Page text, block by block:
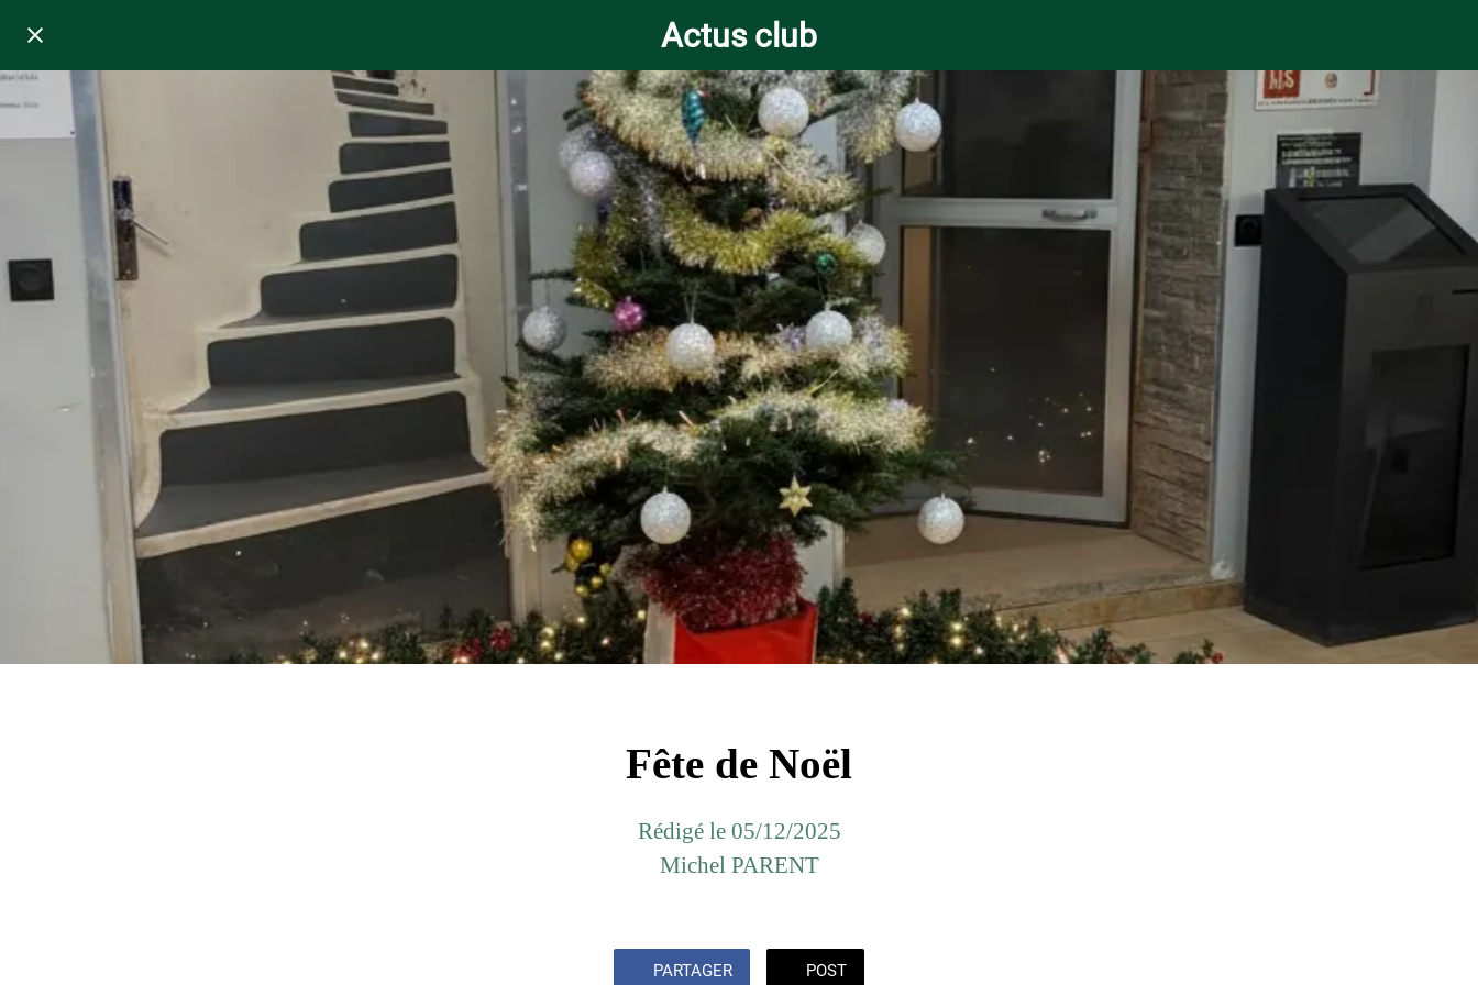
Actus club
Fête de Noël
Rédigé le 05/12/2025
Michel PARENT
PARTAGER POST